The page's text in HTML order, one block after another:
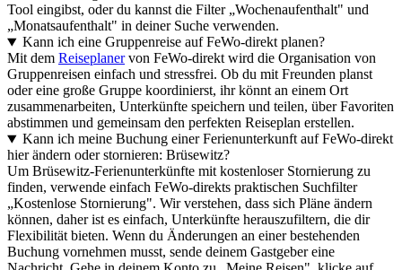
Tool eingibst, oder du kannst die Filter „Wochenaufenthalt" und
„Monatsaufenthalt" in deiner Suche verwenden.
Kann ich eine Gruppenreise auf FeWo-direkt planen?
Mit dem Reiseplanervon FeWo-direkt wird die Organisation von
Gruppenreisen einfach und stressfrei. Ob du mit Freunden planst
oder eine große Gruppe koordinierst, ihr könnt an einem Ort
zusammenarbeiten, Unterkünfte speichern und teilen, über Favoriten
abstimmen und gemeinsam den perfekten Reiseplan erstellen.
Kann ich meine Buchung einer Ferienunterkunft auf FeWo-direkt
hier ändern oder stornieren: Brüsewitz?
Um Brüsewitz-Ferienunterkünfte mit kostenloser Stornierung zu
finden, verwende einfach FeWo-direkts praktischen Suchfilter
„Kostenlose Stornierung". Wir verstehen, dass sich Pläne ändern
können, daher ist es einfach, Unterkünfte herauszufiltern, die dir
Flexibilität bieten. Wenn du Änderungen an einer bestehenden
Buchung vornehmen musst, sende deinem Gastgeber eine